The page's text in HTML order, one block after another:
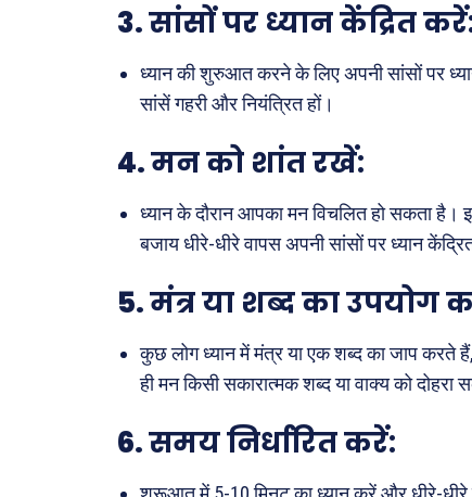
3.सांसों पर ध्यान केंद्रित
ध्यान की शुरुआत करने के लिए अपनी सांसों पर
सांसें गहरी और नियंत्रित हों।
4.मन को शांत रखें:
ध्यान के दौरान आपका मन विचलित हो सकता है।
बजाय धीरे-धीरे वापस अपनी सांसों पर ध्यान
5.मंत्र या शब्द का उपयोग
कुछ लोग ध्यान में मंत्र या एक शब्द का जाप
ही मन किसी सकारात्मक शब्द या वाक्य को दोहरा
6.समय निर्धारित करें: